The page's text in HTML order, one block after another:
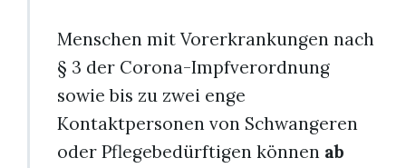
Menschen mit Vorerkrankungen nach
§ 3 der Corona-Impfverordnung
sowie bis zu zwei enge
Kontaktpersonen von Schwangeren
oder Pflegebedürftigen können ab